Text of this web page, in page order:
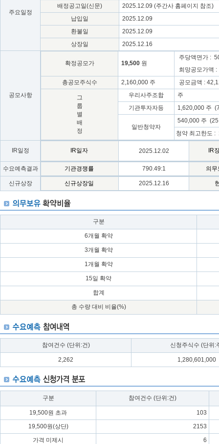
주요일정
배정공고일(신문)
2025.12.09 (주간사 홈페이지 참조)
납입일
2025.12.09
환불일
2025.12.09
상장일
2025.12.16
공모사항
확정공모가 19,500 원
주당액면가 :
희망공모가액
총공모주식수
2,160,000 주 공모금액 :
그
룹
별
배
정
우리사주조합
주
기관투자자등
1,620,000 주
일반청약자
540,000 주
청약 최고한도 :
IR일정 IR일자 2025.12.02 IR
수요예측결과 기관경쟁률 790.49:1 의
신규상장 신규상장일 2025.12.16
구분
6개월 확약
3개월 확약
1개월 확약
15일 확약
합계
총 수량 대비 비율(%)
참여건수 (단위:건) 신청주식수 (단위:
2,262 1,280,601,000
구분 참여건수 (단위:건)
19,500원 초과
103
19,500원(상단)
2153
가격 미제시
6